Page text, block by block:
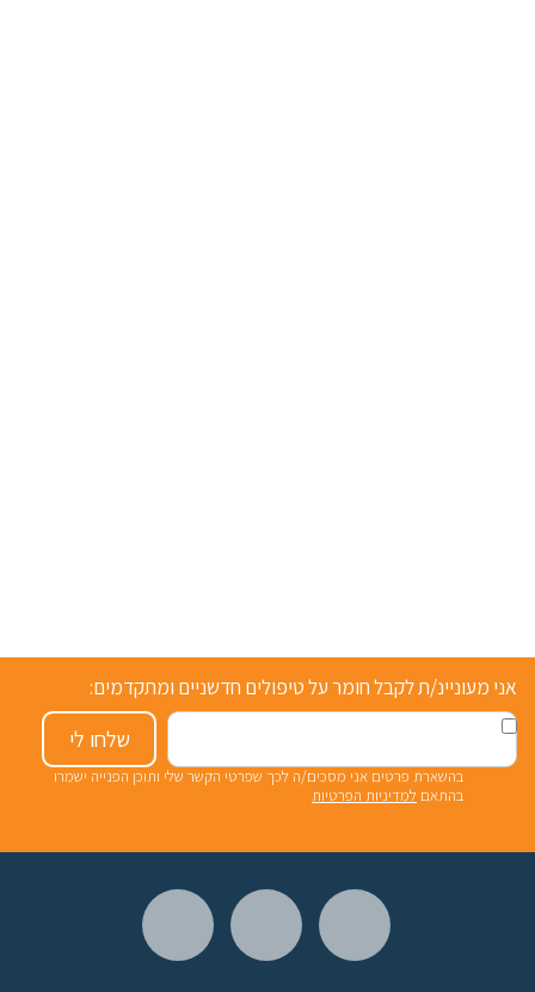
אני מעוניינ/ת לקבל חומר על טיפולים חדשניים ומתקדמים:
שלחו לי
בהשארת פרטים אני מסכים/ה לכך שפרטי הקשר שלי ותוכן הפנייה ישמרו
בהתאם למדיניות הפרטיות